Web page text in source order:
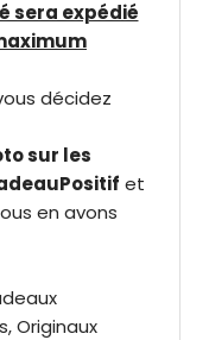
sera expédié
décidez
sur les
et
en avons
Originaux